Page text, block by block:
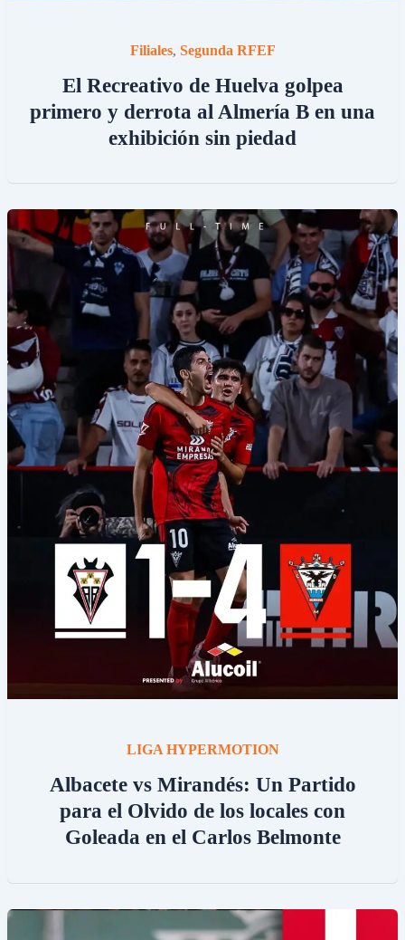
Filiales, Segunda RFEF
El Recreativo de Huelva golpea
primero y derrota al Almería B en una
exhibición sin piedad
LIGA HYPERMOTION
Albacete vs Mirandés: Un Partido
para el Olvido de los locales con
Goleada en el Carlos Belmonte